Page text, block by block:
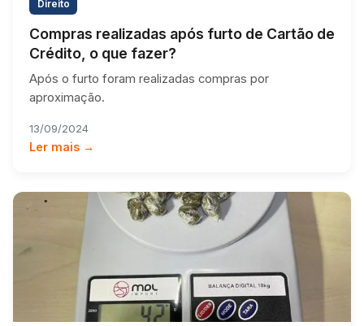
Direito
Compras realizadas após furto de Cartão de
Crédito, o que fazer?
Após o furto foram realizadas compras por
aproximação.
13/09/2024
Ler mais →